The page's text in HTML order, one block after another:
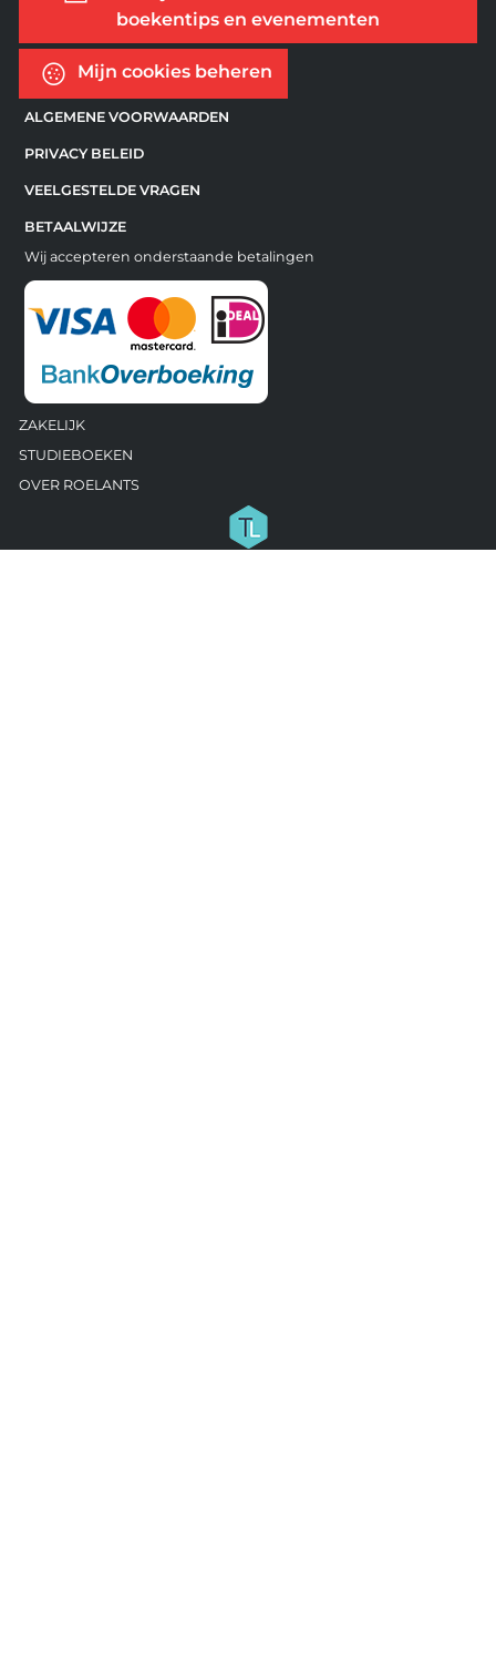
boekentips en evenementen
Mijn cookies beheren
ALGEMENE VOORWAARDEN
PRIVACY BELEID
VEELGESTELDE VRAGEN
BETAALWIJZE
Wij accepteren onderstaande betalingen
ZAKELIJK
STUDIEBOEKEN
OVER ROELANTS